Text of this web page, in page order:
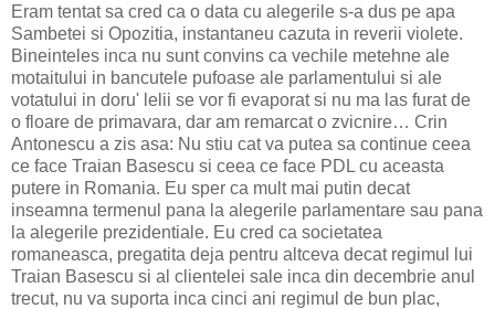
Eram tentat sa cred ca o data cu alegerile s-a dus pe apa
Sambetei si Opozitia, instantaneu cazuta in reverii violete.
Bineinteles inca nu sunt convins ca vechile metehne ale
motaitului in bancutele pufoase ale parlamentului si ale
votatului in doru' lelii se vor fi evaporat si nu ma las furat de
o floare de primavara, dar am remarcat o zvicnire… Crin
Antonescu a zis asa: Nu stiu cat va putea sa continue ceea
ce face Traian Basescu si ceea ce face PDL cu aceasta
putere in Romania. Eu sper ca mult mai putin decat
inseamna termenul pana la alegerile parlamentare sau pana
la alegerile prezidentiale. Eu cred ca societatea
romaneasca, pregatita deja pentru altceva decat regimul lui
Traian Basescu si al clientelei sale inca din decembrie anul
trecut, nu va suporta inca cinci ani regimul de bun plac,